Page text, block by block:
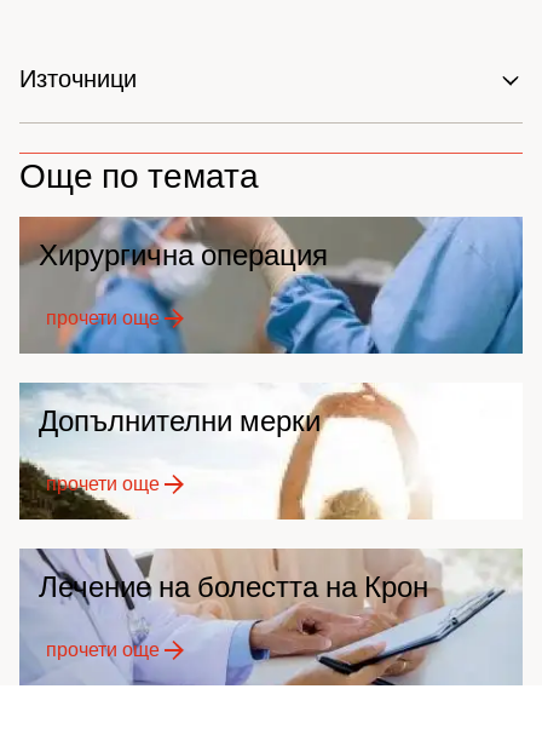
Източници
Още по темата
Хирургична операция
прочети още
Допълнителни мерки
прочети още
Лечение на болестта на Крон
прочети още